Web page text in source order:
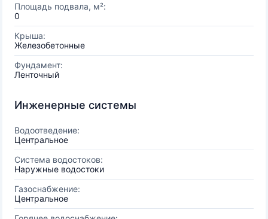
Площадь подвала, м²:
0
Крыша:
Железобетонные
Фундамент:
Ленточный
Инженерные системы
Водоотведение:
Центральное
Система водостоков:
Наружные водостоки
Газоснабжение:
Центральное